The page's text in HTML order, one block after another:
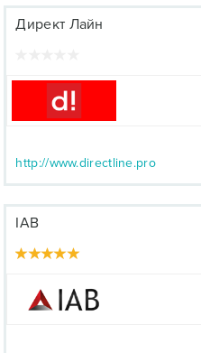
Директ Лайн
http://www.directline.pro
IAB